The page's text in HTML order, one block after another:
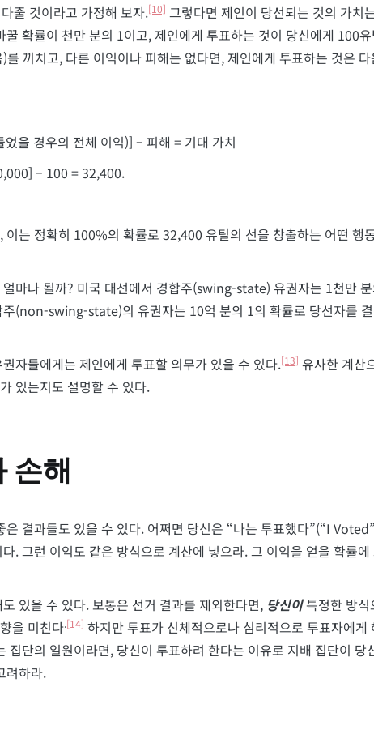
줄 것이라고 가정해 보자.[10] 그렇다면 제인이 당선되는 것의 가치
확률이 천만 분의 1이고, 제인에게 투표하는 것이 당신에게 100
끼치고, 다른 이익이나 피해는 없다면, 제인에게 투표하는 것은
을 경우의 전체 이익)] – 피해 = 기대 가치
– 100 = 32,400.
이는 정확히 100%의 확률로 32,400 유틸의 선을 창출하는 어떤 행
마나 될까? 미국 대선에서 경합주(swing-state) 유권자는 1천만
주(non-swing-state)의 유권자는 10억 분의 1의 확률로 당선자를
자들에게는 제인에게 투표할 의무가 있을 수 있다.[13] 유사한 계산
있는지도 설명할 수 있다.
손해
결과들도 있을 수 있다. 어쩌면 당신은 “나는 투표했다”(“I
. 그런 이익도 같은 방식으로 계산에 넣으라. 그 이익을 얻을 확률에
있을 수 있다. 보통은 선거 결과를 제외한다면, 당신이특정한 방식
을 미친다.[14] 하지만 투표가 신체적으로나 심리적으로 투표자에게
집단의 일원이라면, 당신이 투표하려 한다는 이유로 지배 집단이 당
려하라.